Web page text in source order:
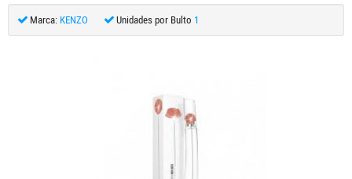
Marca: KENZO Unidades por Bulto 1